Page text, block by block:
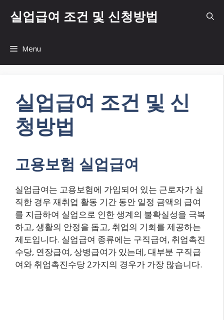
실업급여 조건 및 신청방법
Menu
실업급여 조건 및 신
청방법
고용보험 실업급여
실업급여는 고용보험에 가입되어 있는 근로자가 실
직한 경우 재취업 활동 기간 동안 일정 금액의 급여
를 지급하여 실업으로 인한 생계의 불확실성을 극복
하고, 생활의 안정을 돕고, 취업의 기회를 제공하는
제도입니다. 실업급여 종류에는 구직급여, 취업촉진
수당, 연장급여, 상병급여가 있는데, 대부분 구직급
여와 취업촉진수당 2가지의 경우가 가장 많습니다.